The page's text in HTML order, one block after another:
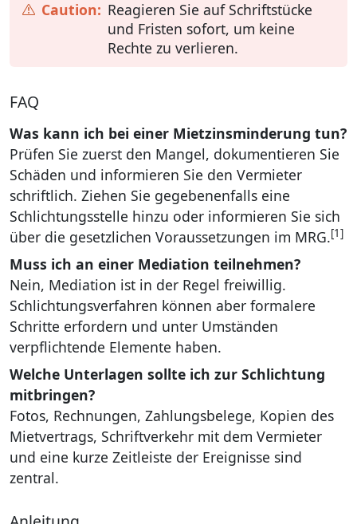
Reagieren Sie auf Schriftstücke
und Fristen sofort, um keine
Rechte zu verlieren.
FAQ
Was kann ich bei einer Mietzinsminderung tun?
Prüfen Sie zuerst den Mangel, dokumentieren Sie
Schäden und informieren Sie den Vermieter
schriftlich. Ziehen Sie gegebenenfalls eine
Schlichtungsstelle hinzu oder informieren Sie sich
über die gesetzlichen Voraussetzungen im MRG.[1]
Muss ich an einer Mediation teilnehmen?
Nein, Mediation ist in der Regel freiwillig.
Schlichtungsverfahren können aber formalere
Schritte erfordern und unter Umständen
verpflichtende Elemente haben.
Welche Unterlagen sollte ich zur Schlichtung
mitbringen?
Fotos, Rechnungen, Zahlungsbelege, Kopien des
Mietvertrags, Schriftverkehr mit dem Vermieter
und eine kurze Zeitleiste der Ereignisse sind
zentral.